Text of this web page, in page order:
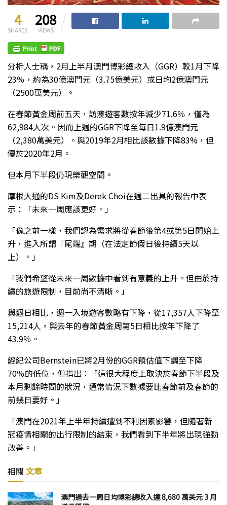
4
SHARES
208
VIEWS
分析人士稱，2月上半月澳門博彩總收入（GGR）較1月下降
23％，約為30億澳門元（3.75億美元）或日均2億澳門元
（2500萬美元）。
在春節黃金周前五天，訪澳遊客數按年減少71.6％，僅為
62,984人次。因而上週的GGR下降至每日1.9億澳門元
（2,380萬美元）。與2019年2月相比該數據下降83%，但
優於2020年2月。
但本月下半段仍現樂觀空間。
摩根大通的DS Kim及Derek Choi在週二出具的報告中表
示：「未來一周應該更好。」
「像之前一樣，我們認為需求將從春節後第4或第5日開始上
升，進入所謂『尾端』期（在法定節假日後持續5天以
上）。」
「我們希望從未來一周數據中看到有意義的上升。但由於持
續的旅遊限制，目前尚不清晰。」
與週日相比，週一入境遊客數略有下降，從17,357人下降至
15,214人，與去年的春節黃金周第5日相比按年下降了
43.9％。
經紀公司Bernstein已將2月份的GGR預估值下調至下降
70％的低位，但指出：「這很大程度上取決於春節下半段及
本月剩餘時間的狀況，通常情況下數據要比春節前及春節的
前幾日要好。」
「澳門在2021年上半年持續遭到不利因素影響，但隨著新
冠疫情相關的出行限制的結束，我們看到下半年將出現強勁
改善。」
相關 文章
澳門過去一周日均博彩總收入達 8,680 萬美元 3 月